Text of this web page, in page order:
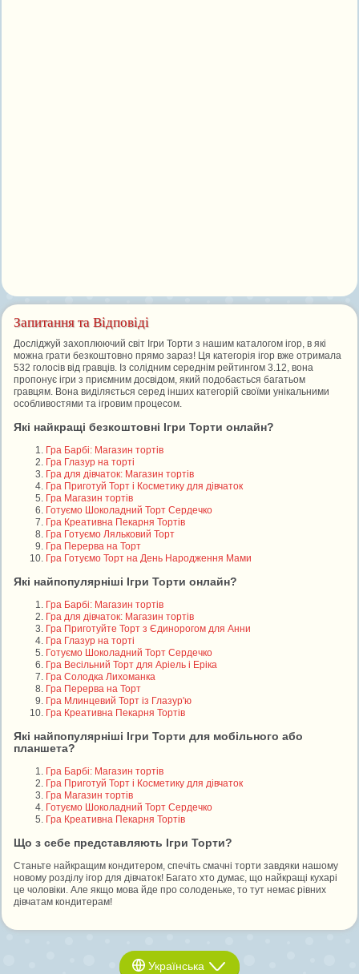
Запитання та Відповіді
Досліджуй захоплюючий світ Ігри Торти з нашим каталогом ігор, в які
можна грати безкоштовно прямо зараз! Ця категорія ігор вже отримала
532 голосів від гравців. Із солідним середнім рейтингом 3.12, вона
пропонує ігри з приємним досвідом, який подобається багатьом
гравцям. Вона виділяється серед інших категорій своїми унікальними
особливостями та ігровим процесом.
Які найкращі безкоштовні Ігри Торти онлайн?
Гра Барбі: Магазин тортів
Гра Глазур на торті
Гра для дівчаток: Магазин тортів
Гра Приготуй Торт і Косметику для дівчаток
Гра Магазин тортів
Готуємо Шоколадний Торт Сердечко
Гра Креативна Пекарня Тортів
Гра Готуємо Ляльковий Торт
Гра Перерва на Торт
Гра Готуємо Торт на День Народження Мами
Які найпопулярніші Ігри Торти онлайн?
Гра Барбі: Магазин тортів
Гра для дівчаток: Магазин тортів
Гра Приготуйте Торт з Єдинорогом для Анни
Гра Глазур на торті
Готуємо Шоколадний Торт Сердечко
Гра Весільний Торт для Аріель і Еріка
Гра Солодка Лихоманка
Гра Перерва на Торт
Гра Млинцевий Торт із Глазур'ю
Гра Креативна Пекарня Тортів
Які найпопулярніші Ігри Торти для мобільного або
планшета?
Гра Барбі: Магазин тортів
Гра Приготуй Торт і Косметику для дівчаток
Гра Магазин тортів
Готуємо Шоколадний Торт Сердечко
Гра Креативна Пекарня Тортів
Що з себе представляють Ігри Торти?
Станьте найкращим кондитером, спечіть смачні торти завдяки нашому
новому розділу ігор для дівчаток! Багато хто думає, що найкращі кухарі
це чоловіки. Але якщо мова йде про солоденьке, то тут немає рівних
дівчатам кондитерам!
Українська